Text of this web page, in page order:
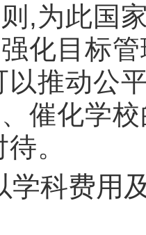
,为此国
化目标
以推动公
催化学
。
学科费用